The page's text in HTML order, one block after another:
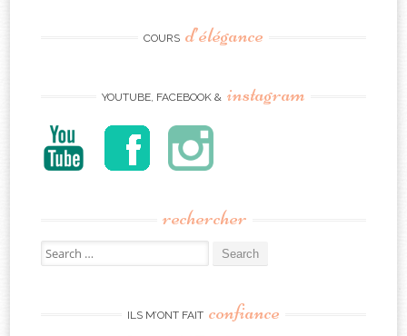
COURS d’élégance
YOUTUBE, FACEBOOK & instagram
rechercher
Search
for:
ILS M’ONT FAIT confiance